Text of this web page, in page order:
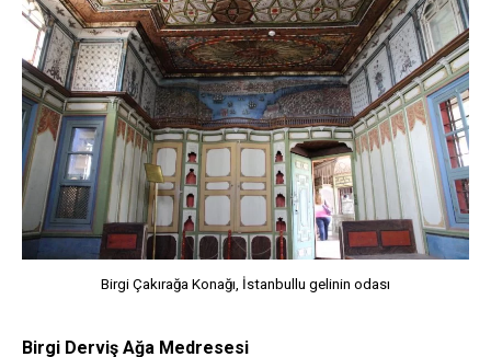
Birgi Çakırağa Konağı, İstanbullu gelinin odası
Birgi Derviş Ağa Medresesi